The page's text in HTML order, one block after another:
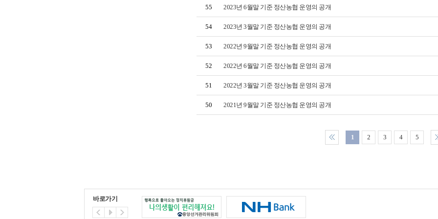
55 2023년 6월말 기준 정산농협 운영의 공개
54 2023년 3월말 기준 정산농협 운영의 공개
53 2022년 9월말 기준 정산농협 운영의 공개
52 2022년 6월말 기준 정산농협 운영의 공개
51 2022년 3월말 기준 정산농협 운영의 공개
50 2021년 9월말 기준 정산농협 운영의 공개
1 2 3 4 5
바로가기